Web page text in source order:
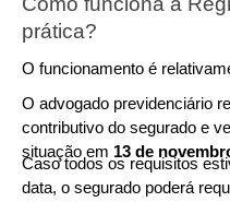
prática?
O funcionamento é
O advogado previdenciário
contributivo do segurado e
situação em 13 de
Caso todos os requisitos
data, o segurado poderá